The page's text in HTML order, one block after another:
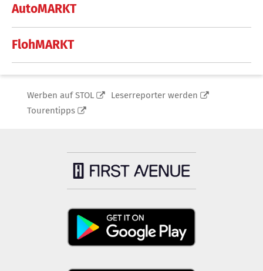
AutoMARKT
FlohMARKT
Werben auf STOL
Leserreporter werden
Tourentipps